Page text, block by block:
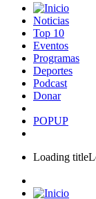
Noticias
Top 10
Eventos
Programas
Deportes
Podcast
Donar
POPUP
Loading title